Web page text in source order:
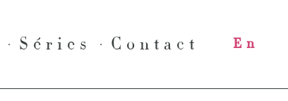
Séries Contact En